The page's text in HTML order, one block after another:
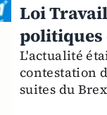
Loi
politiques
L'actualité
contestation
suites du